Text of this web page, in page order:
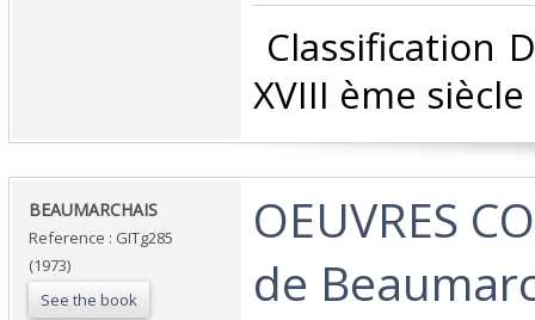
Classification
XVIII ème siècle‎
‎BEAUMARCHAIS‎
Reference : GITg285
(1973)
See the book
‎OEUVRES
de